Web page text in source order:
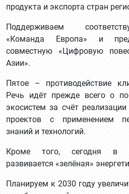
продукта и экспорта стран
Поддерживаем
«Команда Европа» и
совместную «Цифровую
Азии».
Пятое – противодействие
Речь идёт прежде всего о
экосистем за счёт
проектов с применением
знаний и технологий.
Кроме того, сегодня в
развивается «зелёная»
Планируем к 2030 году